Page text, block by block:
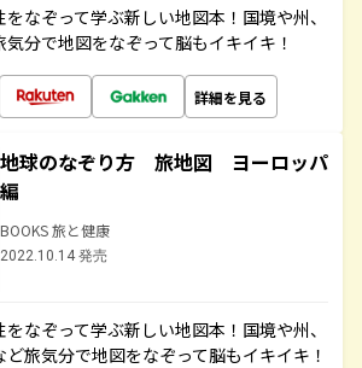
なぞって学ぶ新しい地図本！国境や州、
分で地図をなぞって脳もイキイキ！
詳細を見る
地球のなぞり方 旅地図 ヨーロッパ
編
BOOKS 旅と健康
2022.10.14 発売
なぞって学ぶ新しい地図本！国境や州、
旅気分で地図をなぞって脳もイキイキ！